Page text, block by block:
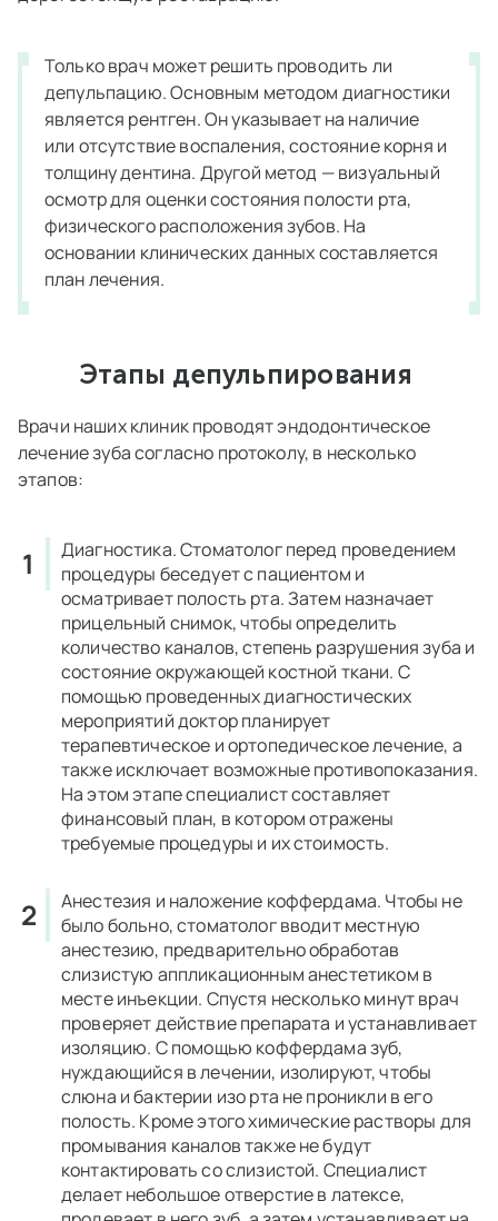
Только врач может решить проводить ли
депульпацию. Основным методом диагностики
является рентген. Он указывает на наличие
или отсутствие воспаления, состояние корня и
толщину дентина. Другой метод — визуальный
осмотр для оценки состояния полости рта,
физического расположения зубов. На
основании клинических данных составляется
план лечения.
Этапы депульпирования
Врачи наших клиник проводят эндодонтическое
лечение зуба согласно протоколу, в несколько
этапов:
Диагностика.Стоматолог перед проведением
процедуры беседует с пациентом и
осматривает полость рта. Затем назначает
прицельный снимок, чтобы определить
количество каналов, степень разрушения зуба и
состояние окружающей костной ткани. С
помощью проведенных диагностических
мероприятий доктор планирует
терапевтическое и ортопедическое лечение, а
также исключает возможные противопоказания.
На этом этапе специалист составляет
финансовый план, в котором отражены
требуемые процедуры и их стоимость.
Анестезия и наложение коффердама. Чтобы не
было больно, стоматолог вводит местную
анестезию, предварительно обработав
слизистую аппликационным анестетиком в
месте инъекции. Спустя несколько минут врач
проверяет действие препарата и устанавливает
изоляцию. С помощью коффердама зуб,
нуждающийся в лечении, изолируют, чтобы
слюна и бактерии изо рта не проникли в его
полость. Кроме этого химические растворы для
промывания каналов также не будут
контактировать со слизистой. Специалист
делает небольшое отверстие в латексе,